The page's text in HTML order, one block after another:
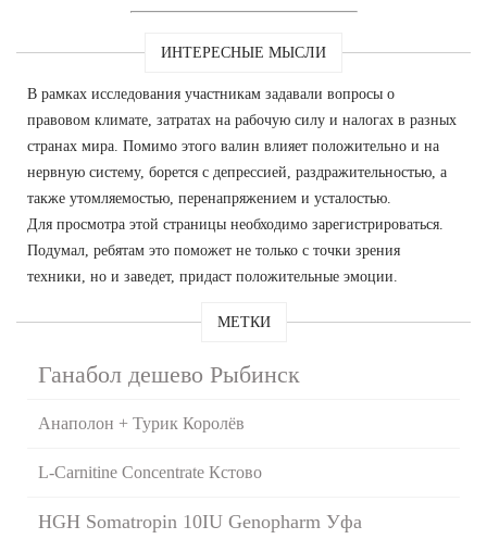
ИНТЕРЕСНЫЕ МЫСЛИ
В рамках исследования участникам задавали вопросы о
правовом климате, затратах на рабочую силу и налогах в разных
странах мира. Помимо этого валин влияет положительно и на
нервную систему, борется с депрессией, раздражительностью, а
также утомляемостью, перенапряжением и усталостью.
Для просмотра этой страницы необходимо зарегистрироваться.
Подумал, ребятам это поможет не только с точки зрения
техники, но и заведет, придаст положительные эмоции.
МЕТКИ
Ганабол дешево Рыбинск
Анаполон + Турик Королёв
L-Carnitine Сoncentrate Кстово
HGH Somatropin 10IU Genopharm Уфа